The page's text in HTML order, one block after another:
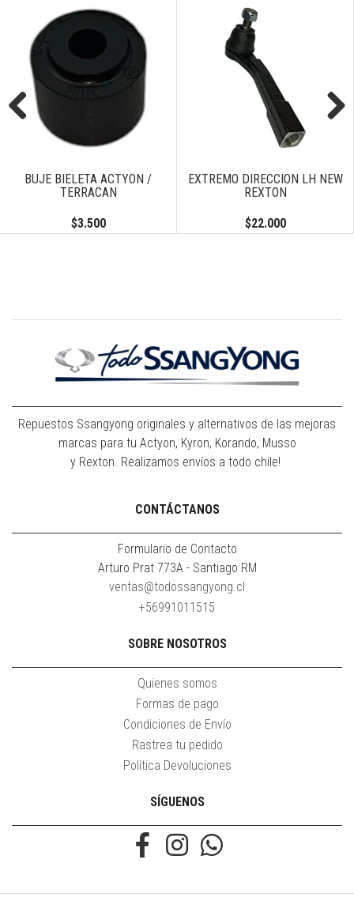
BUJE BIELETA ACTYON /
TERRACAN
$3.500
EXTREMO DIRECCION LH NEW
REXTON
$22.000
Repuestos Ssangyong originales y alternativos de las mejoras
marcas para tu Actyon, Kyron, Korando, Musso
y Rexton. Realizamos envíos a todo chile!
CONTÁCTANOS
Formulario de Contacto
Arturo Prat 773A - Santiago RM
ventas@todossangyong.cl
+56991011515
SOBRE NOSOTROS
Quienes somos
Formas de pago
Condiciones de Envío
Rastrea tu pedido
Política Devoluciones
SÍGUENOS